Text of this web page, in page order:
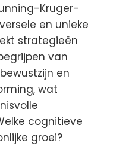
Kruger-
en unieke
strategieën
van
en
wat
cognitieve
groei?